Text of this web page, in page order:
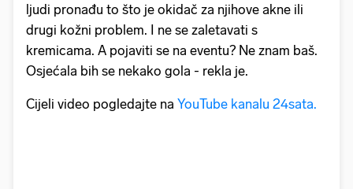
ljudi pronađu to što je okidač za njihove akne ili
drugi kožni problem. I ne se zaletavati s
kremicama. A pojaviti se na eventu? Ne znam baš.
Osjećala bih se nekako gola - rekla je.
Cijeli video pogledajte na YouTube kanalu 24sata.